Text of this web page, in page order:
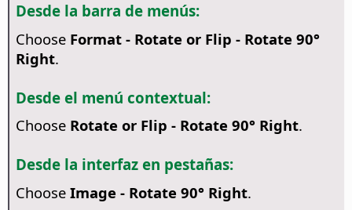
Desde la barra de menús:
Choose Format - Rotate or Flip - Rotate 90°
Right.
Desde el menú contextual:
Choose Rotate or Flip - Rotate 90° Right.
Desde la interfaz en pestañas:
Choose Image - Rotate 90° Right.